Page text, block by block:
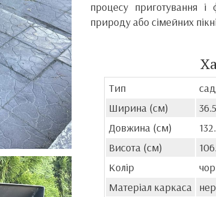
процесу приготування і
природу або сімейних
Тип
Ширина (см)
36.5
Довжина (см)
Висота (см)
Колір
Матеріал каркаса